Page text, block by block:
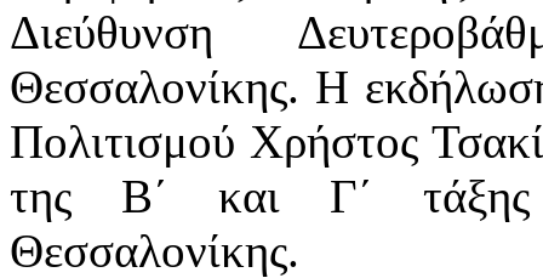
Διεύθυνση
Θεσσαλονίκης. Η
Πολιτισμού Χρήστος
της Β΄ και Γ΄ τάξης
Θεσσαλονίκης.